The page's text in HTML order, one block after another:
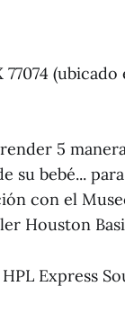
5
su bebé...
con el
Houston
Express